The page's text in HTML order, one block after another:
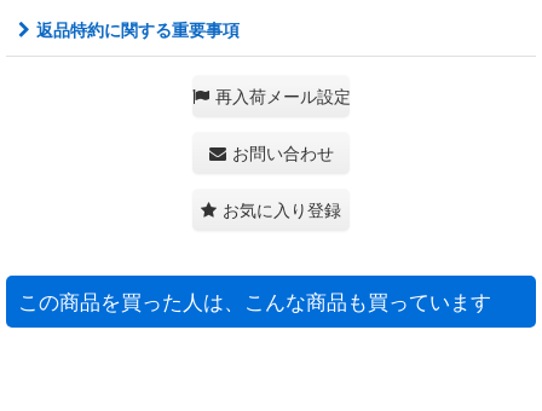
返品特約に関する重要事項
再入荷メール設定
お問い合わせ
お気に入り登録
この商品を買った人は、こんな商品も買っています